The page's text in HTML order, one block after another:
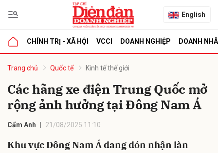
English
CHÍNH TRỊ - XÃ HỘI VCCI DOANH NGHIỆP DOANH
Trang chủ Quốc tế Kinh tế thế giới
Các hãng xe điện Trung Quốc mở
rộng ảnh hưởng tại Đông Nam Á
Cẩm Anh 21/08/2025 11:10
Khu vực Đông Nam Á đang đón nhận làn
luận